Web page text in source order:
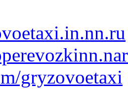
gryzovoetaxi